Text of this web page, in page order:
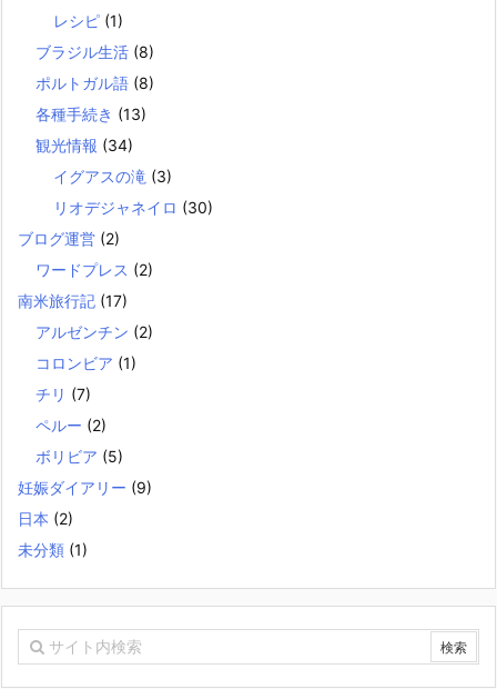
レシピ (1)
ブラジル生活 (8)
ポルトガル語 (8)
各種手続き (13)
観光情報 (34)
イグアスの滝 (3)
リオデジャネイロ (30)
ブログ運営 (2)
ワードプレス (2)
南米旅行記 (17)
アルゼンチン (2)
コロンビア (1)
チリ (7)
ペルー (2)
ボリビア (5)
妊娠ダイアリー (9)
日本 (2)
未分類 (1)